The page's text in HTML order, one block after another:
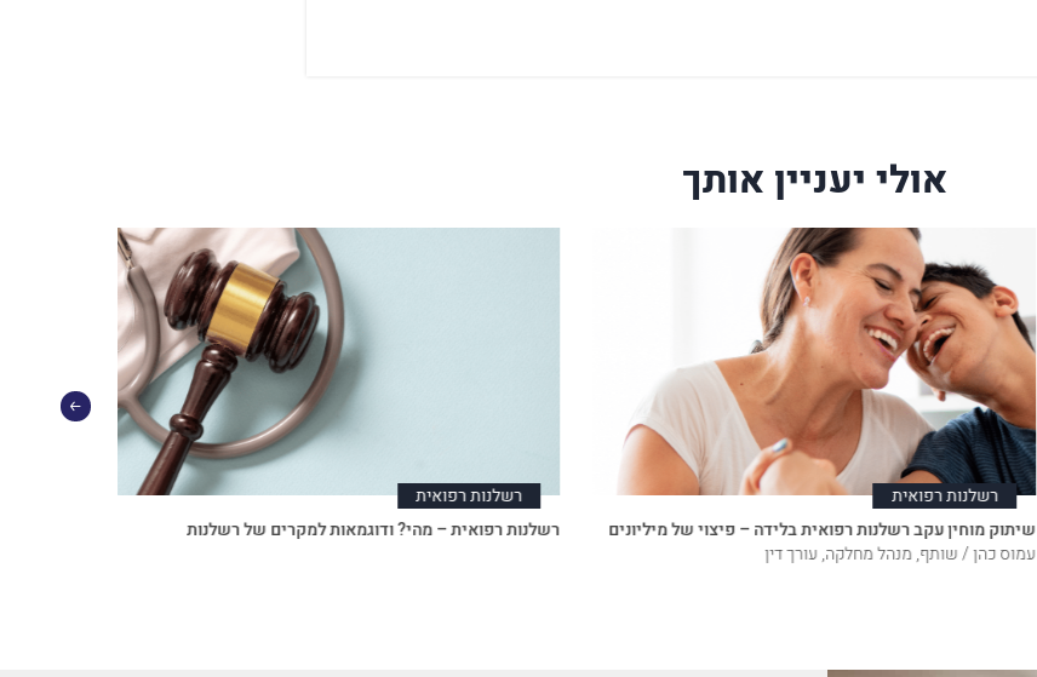
אולי יעניין אותך
רשלנות רפואית
שיתוק מוחין עקב רשלנות רפואית בלידה – פיצוי של מיליונים
עמוס כהן / שותף, מנהל מחלקה, עורך דין
רשלנות רפואית
רשלנות רפואית – מהי? ודוגמאות למקרים של רשלנות